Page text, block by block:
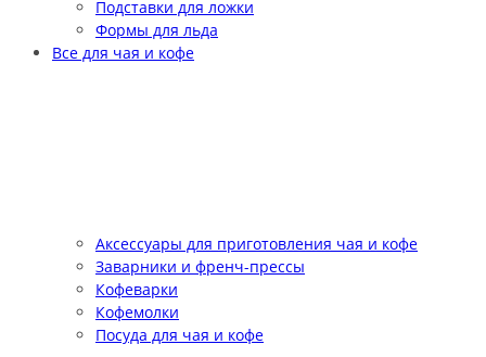
Подставки для ложки
Формы для льда
Все для чая и кофе
Аксессуары для приготовления чая и кофе
Заварники и френч-прессы
Кофеварки
Кофемолки
Посуда для чая и кофе